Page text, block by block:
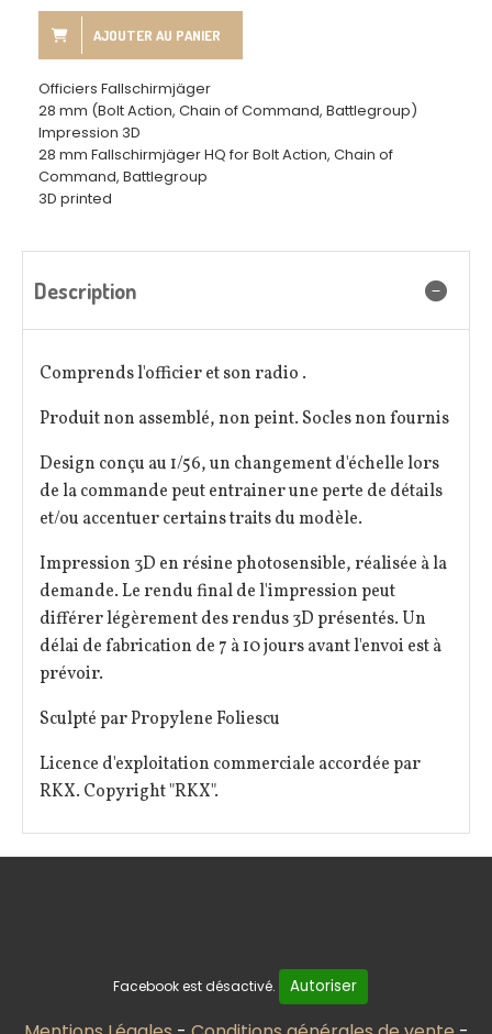
AJOUTER AU PANIER
Officiers Fallschirmjäger
28 mm (Bolt Action, Chain of Command, Battlegroup)
Impression 3D
28 mm Fallschirmjäger HQ for Bolt Action, Chain of
Command, Battlegroup
3D printed
Description
Comprends l'officier et son radio .
Produit non assemblé, non peint. Socles non fournis
Design conçu au 1/56, un changement d'échelle lors
de la commande peut entrainer une perte de détails
et/ou accentuer certains traits du modèle.
Impression 3D en résine photosensible, réalisée à la
demande. Le rendu final de l'impression peut
différer légèrement des rendus 3D présentés. Un
délai de fabrication de 7 à 10 jours avant l'envoi est à
prévoir.
Sculpté par Propylene Foliescu
Licence d'exploitation commerciale accordée par
RKX. Copyright "RKX".
Facebook est désactivé. Autoriser